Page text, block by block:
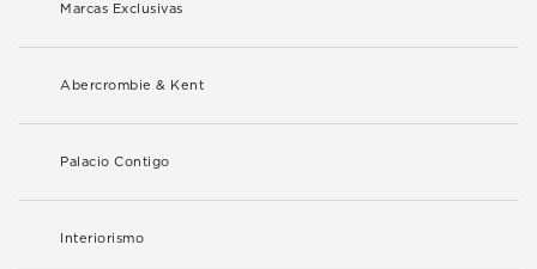
Marcas Exclusivas
Abercrombie & Kent
Palacio Contigo
Interiorismo